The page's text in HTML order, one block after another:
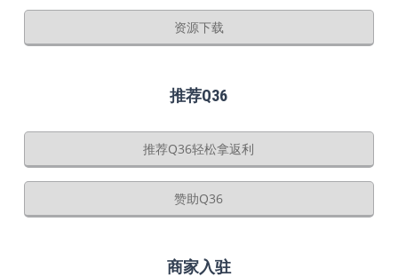
资源下载
推荐Q36
推荐Q36轻松拿返利
赞助Q36
商家入驻